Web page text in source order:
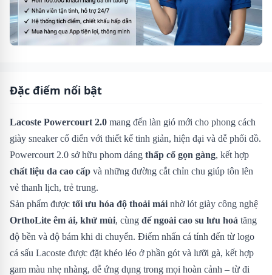
Đặc điểm nổi bật
Lacoste Powercourt 2.0 mang đến làn gió mới cho phong cách
giày sneaker cổ điển với thiết kế tinh giản, hiện đại và dễ phối đồ.
Powercourt 2.0 sở hữu phom dáng thấp cổ gọn gàng, kết hợp
chất liệu da cao cấp và những đường cắt chỉn chu giúp tôn lên
vẻ thanh lịch, trẻ trung.
Sản phẩm được tối ưu hóa độ thoải mái nhờ lót giày công nghệ
OrthoLite êm ái, khử mùi, cùng đế ngoài cao su lưu hoá tăng
độ bền và độ bám khi di chuyển. Điểm nhấn cá tính đến từ logo
cá sấu Lacoste được đặt khéo léo ở phần gót và lưỡi gà, kết hợp
gam màu nhẹ nhàng, dễ ứng dụng trong mọi hoàn cảnh – từ đi